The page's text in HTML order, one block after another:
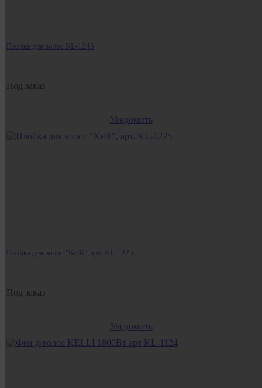
Плойка для волос KL-1245
Под заказ
Уведомить
Плойка для волос "Kelli", арт. KL-1225
Под заказ
Уведомить